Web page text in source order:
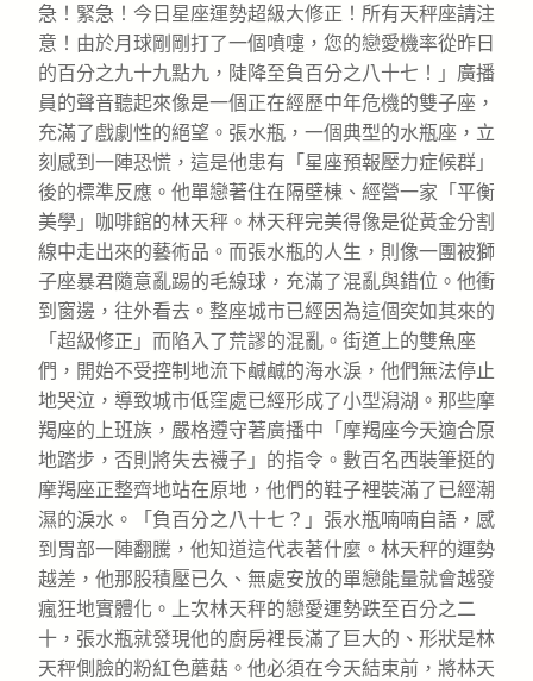
急！緊急！今日星座運勢超級大修正！所有天秤座請注
意！由於月球剛剛打了一個噴嚏，您的戀愛機率從昨日
的百分之九十九點九，陡降至負百分之八十七！」廣播
員的聲音聽起來像是一個正在經歷中年危機的雙子座，
充滿了戲劇性的絕望。張水瓶，一個典型的水瓶座，立
刻感到一陣恐慌，這是他患有「星座預報壓力症候群」
後的標準反應。他單戀著住在隔壁棟、經營一家「平衡
美學」咖啡館的林天秤。林天秤完美得像是從黃金分割
線中走出來的藝術品。而張水瓶的人生，則像一團被獅
子座暴君隨意亂踢的毛線球，充滿了混亂與錯位。他衝
到窗邊，往外看去。整座城市已經因為這個突如其來的
「超級修正」而陷入了荒謬的混亂。街道上的雙魚座
們，開始不受控制地流下鹹鹹的海水淚，他們無法停止
地哭泣，導致城市低窪處已經形成了小型潟湖。那些摩
羯座的上班族，嚴格遵守著廣播中「摩羯座今天適合原
地踏步，否則將失去襪子」的指令。數百名西裝筆挺的
摩羯座正整齊地站在原地，他們的鞋子裡裝滿了已經潮
濕的淚水。「負百分之八十七？」張水瓶喃喃自語，感
到胃部一陣翻騰，他知道這代表著什麼。林天秤的運勢
越差，他那股積壓已久、無處安放的單戀能量就會越發
瘋狂地實體化。上次林天秤的戀愛運勢跌至百分之二
十，張水瓶就發現他的廚房裡長滿了巨大的、形狀是林
天秤側臉的粉紅色蘑菇。他必須在今天結束前，將林天